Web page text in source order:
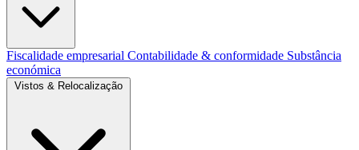
Fiscalidade empresarial Contabilidade & conformidade Substância
económica